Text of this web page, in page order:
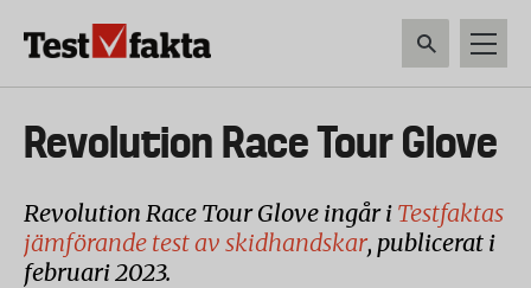
Huvudmeny
ny
Revolution Race Tour Glove
Revolution Race Tour Glove ingår i Testfaktas
jämförande test av skidhandskar, publicerat i
februari 2023.